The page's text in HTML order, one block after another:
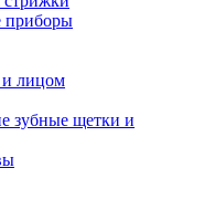
приборы
и лицом
зубные щетки и